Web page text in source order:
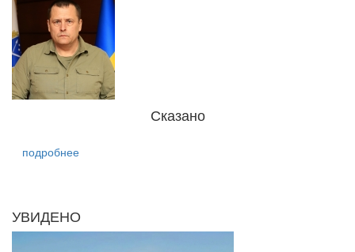
Сказано
подробнее
УВИДЕНО